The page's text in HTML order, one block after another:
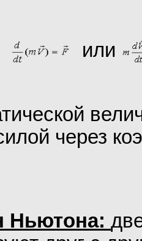
или
через
Ньютона: